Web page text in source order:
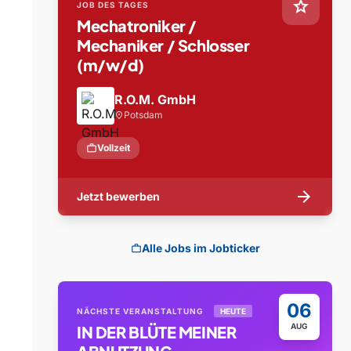
star
JOB DES TAGES
Mechatroniker /
Mechaniker / Schlosser
(m/w/d)
R.O.M. GmbH
location_on Potsdam
workVollzeit
Jetzt bewerben arrow_forward
workAlle Jobs im Jobticker
06
AUG
NÄCHSTE VERANSTALTUNG HEUTE
IN DER BLÜTE MEINER